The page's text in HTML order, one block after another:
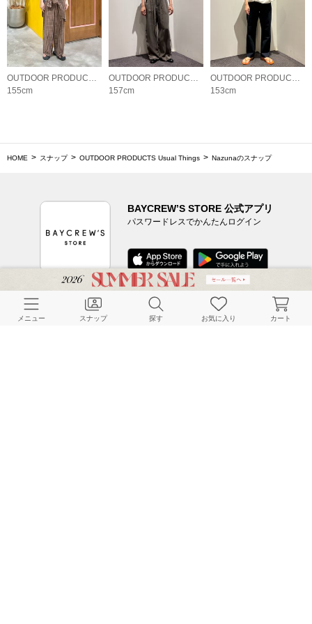
OUTDOOR PRODUCTS Usual Things
155cm
OUTDOOR PRODUCTS Usual Things
157cm
OUTDOOR PRODUCTS Usual Things
153cm
HOME スナップ OUTDOOR PRODUCTS Usual Things Nazunaのスナップ
BAYCREW’S STORE 公式アプリ
パスワードレスでかんたんログイン
CUSTOMER SERVICE
メニュー スナップ 探す お気に入り カート